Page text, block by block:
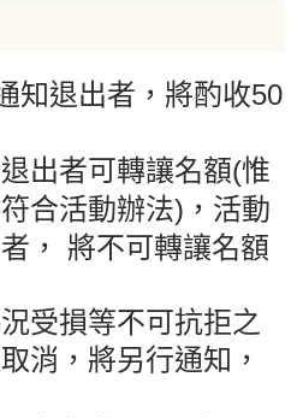
知退出者，將酌收50
出者可轉讓名額(惟
合活動辦法) ，活動
，
將不可轉讓名額
受損等不可抗拒之
消，將另行通知，